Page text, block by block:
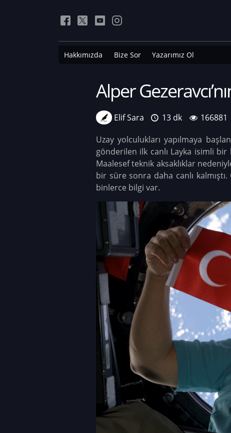
Hakkımızda Bize Sor Yazarımız Ol
Alper
Elif Sara 13 dk
166881
Uzay yolculukları yapılmaya
gönderilen ilk canlı Layka isimli
Maalesef teknik aksaklıklar
bir süre sonra daha canlı
binlerce bilgi var.